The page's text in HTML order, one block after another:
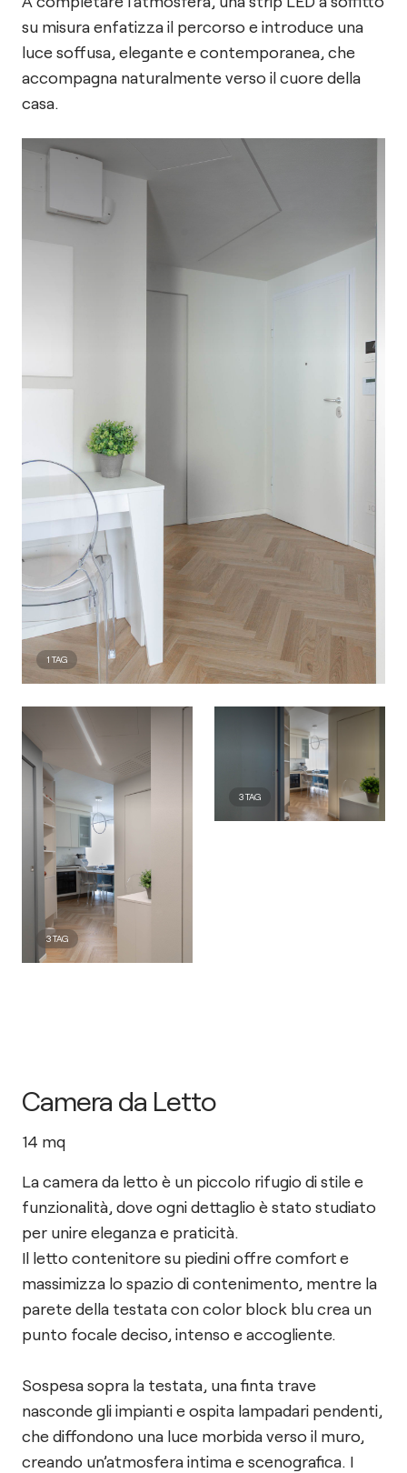
1 TAG
su misura enfatizza il percorso e introduce una
luce soffusa, elegante e contemporanea, che
accompagna naturalmente verso il cuore della
casa.
3TAG
3TAG
Camera da Letto
14 mq
La camera da letto è un piccolo rifugio di stile e
funzionalità, dove ogni dettaglio è stato studiato
per unire eleganza e praticità.
Il letto contenitore su piedini offre comfort e
massimizza lo spazio di contenimento, mentre la
parete della testata con color block blu crea un
punto focale deciso, intenso e accogliente.
Sospesa sopra la testata, una finta trave
nasconde gli impianti e ospita lampadari pendenti,
che diffondono una luce morbida verso il muro,
creando un’atmosfera intima e scenografica. I